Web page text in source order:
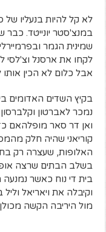
במנצ'סטר יונייטד. כבר
שמינית הגמר
לקחו את ארסנל וצ'לסי
אבל כלום לא הכין
בקיץ השדים האדומים
נמכר לאברטון
ואן דר סאר מופלהאם
קוריאני שהיה חלק
האלופות, שעצרה רק
בשלב הבתים שרצה
בית די נוח כאשר נמנעה
וקיבלה את ויאריאל
מול היריבה הקשה